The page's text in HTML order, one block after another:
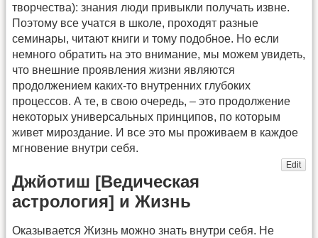
творчества): знания люди привыкли получать извне.
Поэтому все учатся в школе, проходят разные
семинары, читают книги и тому подобное. Но если
немного обратить на это внимание, мы можем увидеть,
что внешние проявления жизни являются
продолжением каких-то внутренних глубоких
процессов. А те, в свою очередь, – это продолжение
некоторых универсальных принципов, по которым
живет мироздание. И все это мы проживаем в каждое
мгновение внутри себя.
Edit
Джйотиш [Ведическая
астрология] и Жизнь
Оказывается Жизнь можно знать внутри себя. Не